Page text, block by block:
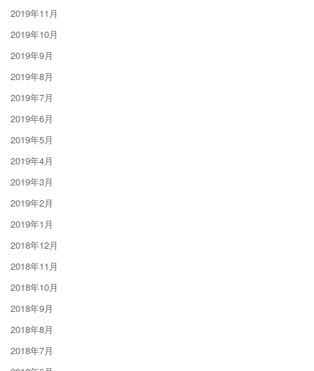
2019年11月
2019年10月
2019年9月
2019年8月
2019年7月
2019年6月
2019年5月
2019年4月
2019年3月
2019年2月
2019年1月
2018年12月
2018年11月
2018年10月
2018年9月
2018年8月
2018年7月